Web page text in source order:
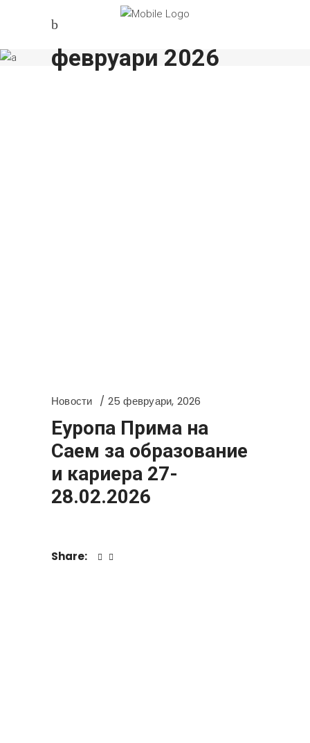
февруари 2026
Новости 25 февруари, 2026
Еуропа Прима на
Саем за образование
и кариера 27-
28.02.2026
Share: